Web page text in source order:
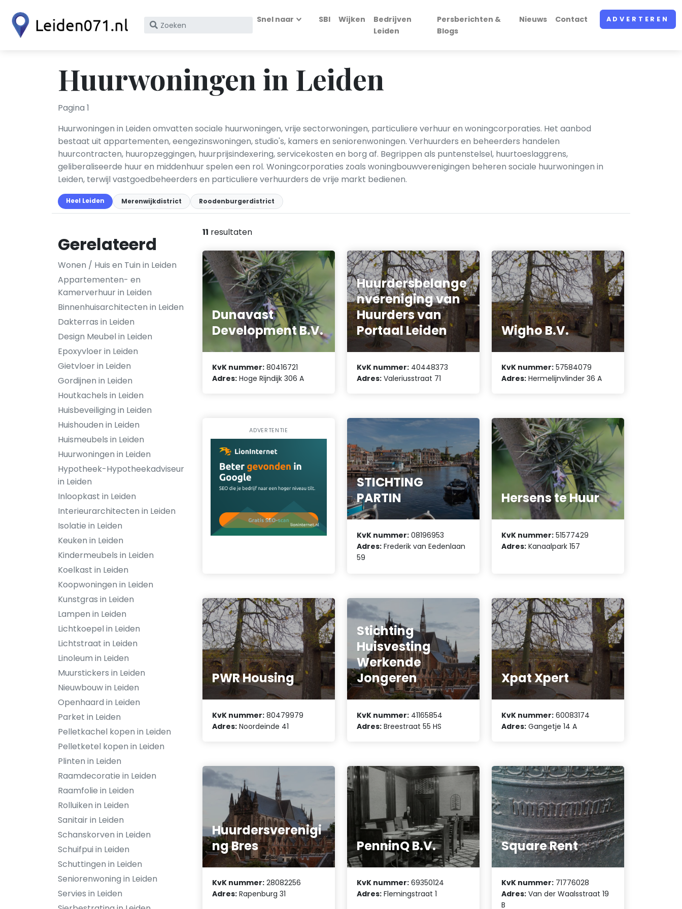
Zoek
KvK
nummer
Snel naar SBI Wijken
Bedrijven
Leiden
Persberichten &
Blogs
Nieuws Contact ADVERTEREN
Huurwoningen in Leiden
Pagina 1
Huurwoningen in Leiden omvatten sociale huurwoningen, vrije sectorwoningen, particuliere verhuur en woningcorporaties. Het aanbod
bestaat uit appartementen, eengezinswoningen, studio's, kamers en seniorenwoningen. Verhuurders en beheerders handelen
huurcontracten, huuropzeggingen, huurprijsindexering, servicekosten en borg af. Begrippen als puntenstelsel, huurtoeslaggrens,
geliberaliseerde huur en middenhuur spelen een rol. Woningcorporaties zoals woningbouwverenigingen beheren sociale huurwoningen in
Leiden, terwijl vastgoedbeheerders en particuliere verhuurders de vrije markt bedienen.
Heel Leiden Merenwijkdistrict Roodenburgerdistrict
Gerelateerd
Wonen / Huis en Tuin in Leiden
Appartementen- en
Kamerverhuur in Leiden
Binnenhuisarchitecten in Leiden
Dakterras in Leiden
Design Meubel in Leiden
Epoxyvloer in Leiden
Gietvloer in Leiden
Gordijnen in Leiden
Houtkachels in Leiden
Huisbeveiliging in Leiden
Huishouden in Leiden
Huismeubels in Leiden
Huurwoningen in Leiden
Hypotheek-Hypotheekadviseur
in Leiden
Inloopkast in Leiden
Interieurarchitecten in Leiden
Isolatie in Leiden
Keuken in Leiden
Kindermeubels in Leiden
Koelkast in Leiden
Koopwoningen in Leiden
Kunstgras in Leiden
Lampen in Leiden
Lichtkoepel in Leiden
Lichtstraat in Leiden
Linoleum in Leiden
Muurstickers in Leiden
Nieuwbouw in Leiden
Openhaard in Leiden
Parket in Leiden
Pelletkachel kopen in Leiden
Pelletketel kopen in Leiden
Plinten in Leiden
Raamdecoratie in Leiden
Raamfolie in Leiden
Rolluiken in Leiden
Sanitair in Leiden
Schanskorven in Leiden
Schuifpui in Leiden
Schuttingen in Leiden
Seniorenwoning in Leiden
Servies in Leiden
11 resultaten
Dunavast
Development B.V.
KvK nummer: 80416721
Adres: Hoge Rijndijk 306 A
Huurdersbelange
nvereniging van
Huurders van
Portaal Leiden
KvK nummer: 40448373
Adres: Valeriusstraat 71
Wigho B.V.
KvK nummer: 57584079
Adres: Hermelijnvlinder 36 A
ADVERTENTIE
STICHTING
PARTIN
KvK nummer: 08196953
Adres: Frederik van Eedenlaan
59
Hersens te Huur
KvK nummer: 51577429
Adres: Kanaalpark 157
PWR Housing
KvK nummer: 80479979
Adres: Noordeinde 41
Stichting
Huisvesting
Werkende
Jongeren
KvK nummer: 41165854
Adres: Breestraat 55 HS
Xpat Xpert
KvK nummer: 60083174
Adres: Gangetje 14 A
Huurdersverenigi
ng Bres
KvK nummer: 28082256
Adres: Rapenburg 31
PenninQ B.V.
KvK nummer: 69350124
Adres: Flemingstraat 1
Square Rent
KvK nummer: 71776028
Adres: Van der Waalsstraat 19
B